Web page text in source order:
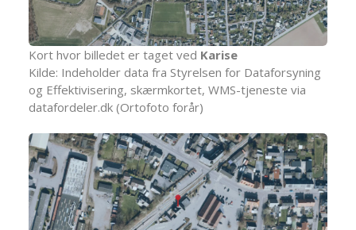
Kort hvor billedet er taget ved Karise
Kilde: Indeholder data fra Styrelsen for Dataforsyning
og Effektivisering, skærmkortet, WMS-tjeneste via
datafordeler.dk (Ortofoto forår)